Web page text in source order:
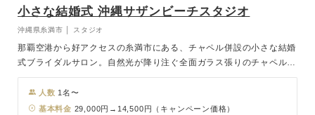
小さな結婚式 沖縄サザンビーチスタジオ
沖縄県糸満市 │ スタジオ
那覇空港から好アクセスの糸満市にある、チャペル併設の小さな結婚
式ブライダルサロン。自然光が降り注ぐ全面ガラス張りのチャペル
「シーシェルブルー」での挙式やフォトウェディングはもちろん、す
ぐ目の前のビーチを利用したロケーション撮影のみのご利用も可能で
す。ホテル併設の強みを活かし、衣裳レンタルから撮影後のご会食ま
人数 1名〜
基本料金 29,000円→14,500円（キャンペーン価格）